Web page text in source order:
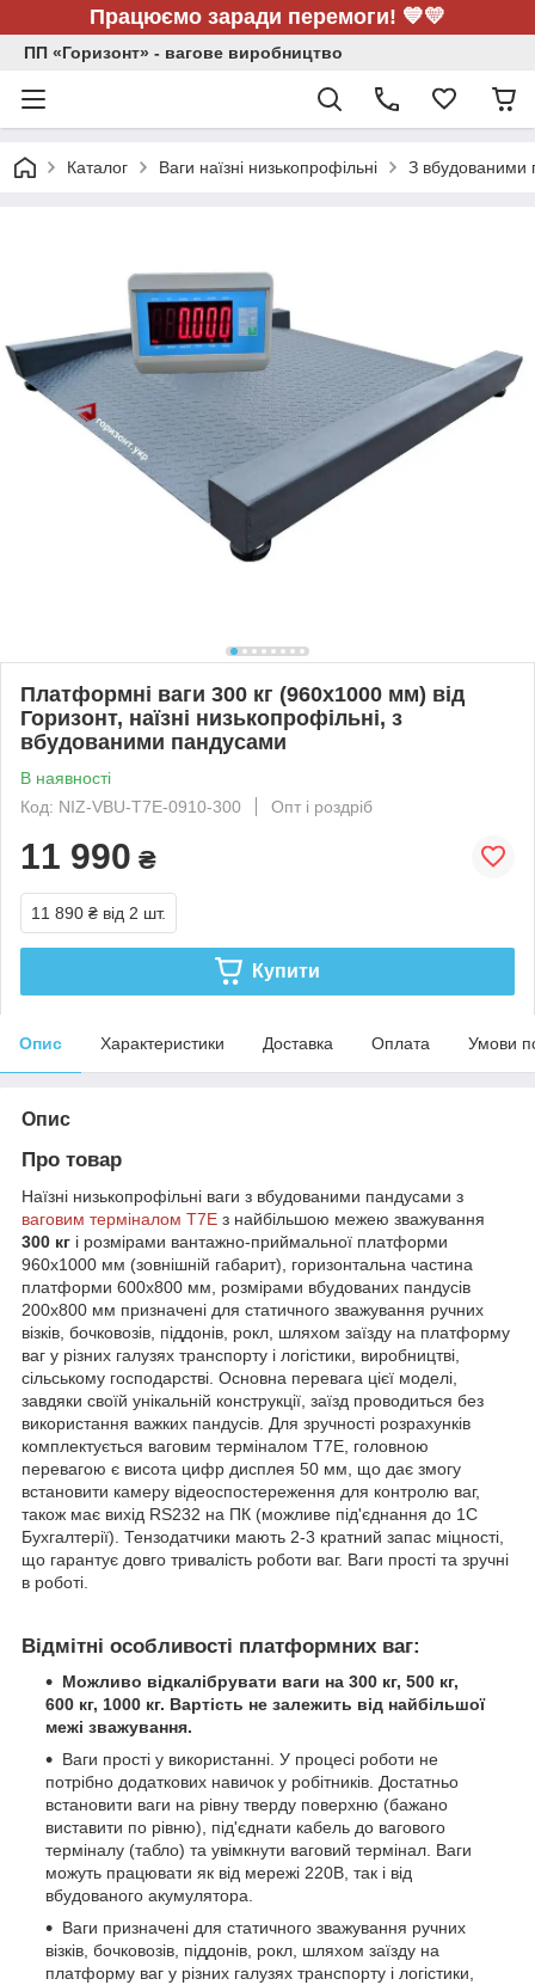
Працюємо заради перемоги! 💙💛
ПП «Горизонт» - вагове виробництво
Каталог Ваги наїзні низькопрофільні З вбудованими
Платформні ваги 300 кг (960х1000 мм) від
Горизонт, наїзні низькопрофільні, з
вбудованими пандусами
В наявності
Код: NIZ-VBU-T7E-0910-300
Опт і роздріб
11 990 ₴
11 890 ₴ від 2 шт.
Купити
Опис Характеристики Доставка Оплата Умови
Опис
Про товар
Наїзні низькопрофільні ваги з вбудованими пандусами з
ваговим терміналом T7E з найбільшою межею зважування
300 кг і розмірами вантажно-приймальної платформи
960х1000 мм (зовнішній габарит), горизонтальна частина
платформи 600х800 мм, розмірами вбудованих пандусів
200х800 мм призначені для статичного зважування ручних
візків, бочковозів, піддонів, рокл, шляхом заїзду на платформу
ваг у різних галузях транспорту і логістики, виробництві,
сільському господарстві. Основна перевага цієї моделі,
завдяки своїй унікальній конструкції, заїзд проводиться без
використання важких пандусів. Для зручності розрахунків
комплектується ваговим терміналом T7E, головною
перевагою є висота цифр дисплея 50 мм, що дає змогу
встановити камеру відеоспостереження для контролю ваг,
також має вихід RS232 на ПК (можливе під'єднання до 1С
Бухгалтерії). Тензодатчики мають 2-3 кратний запас міцності,
що гарантує довго тривалість роботи ваг. Ваги прості та зручні
в роботі.
Відмітні особливості платформних ваг:
Можливо відкалібрувати ваги на 300 кг, 500 кг,
600 кг, 1000 кг. Вартість не залежить від найбільшої
межі зважування.
Ваги прості у використанні. У процесі роботи не
потрібно додаткових навичок у робітників. Достатньо
встановити ваги на рівну тверду поверхню (бажано
виставити по рівню), під'єднати кабель до вагового
терміналу (табло) та увімкнути ваговий термінал. Ваги
можуть працювати як від мережі 220В, так і від
вбудованого акумулятора.
Ваги призначені для статичного зважування ручних
візків, бочковозів, піддонів, рокл, шляхом заїзду на
платформу ваг у різних галузях транспорту і логістики,